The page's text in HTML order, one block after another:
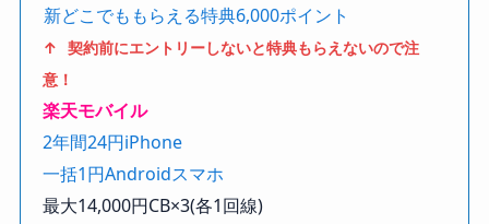
新どこでももらえる特典6,000ポイント
↑ 契約前にエントリーしないと特典もらえないので注
意！
楽天モバイル
2年間24円iPhone
一括1円Androidスマホ
最大14,000円CB×3(各1回線)